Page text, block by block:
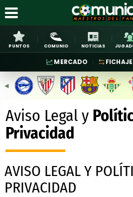
PUNTOS COMUNIO NOTICIAS
MERCADO
◀︎
Aviso Legal y
Privacidad
AVISO LEGAL Y
PRIVACIDAD